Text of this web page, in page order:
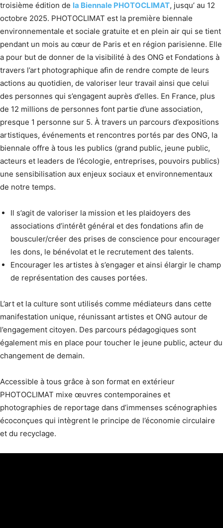
troisième édition de la Biennale PHOTOCLIMAT, jusqu’ au 12
octobre 2025. PHOTOCLIMAT est la première biennale
environnementale et sociale gratuite et en plein air qui se tient
pendant un mois au cœur de Paris et en région parisienne. Elle
a pour but de donner de la visibilité à des ONG et Fondations à
travers l’art photographique afin de rendre compte de leurs
actions au quotidien, de valoriser leur travail ainsi que celui
des personnes qui s’engagent auprès d’elles. En France, plus
de 12 millions de personnes font partie d’une association,
presque 1 personne sur 5. À travers un parcours d’expositions
artistiques, événements et rencontres portés par des ONG, la
biennale offre à tous les publics (grand public, jeune public,
acteurs et leaders de l’écologie, entreprises, pouvoirs publics)
une sensibilisation aux enjeux sociaux et environnementaux
de notre temps.
Il s’agit de valoriser la mission et les plaidoyers des
associations d’intérêt général et des fondations afin de
bousculer/créer des prises de conscience pour encourager
les dons, le bénévolat et le recrutement des talents.
Encourager les artistes à s’engager et ainsi élargir le champ
de représentation des causes portées.
L’art et la culture sont utilisés comme médiateurs dans cette
manifestation unique, réunissant artistes et ONG autour de
l’engagement citoyen. Des parcours pédagogiques sont
également mis en place pour toucher le jeune public, acteur du
changement de demain.
Accessible à tous grâce à son format en extérieur
PHOTOCLIMAT mixe œuvres contemporaines et
photographies de reportage dans d’immenses scénographies
écoconçues qui intègrent le principe de l’économie circulaire
et du recyclage.